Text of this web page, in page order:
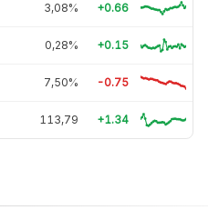
3,08% +0.66
0,28% +0.15
7,50% -0.75
113,79 +1.34